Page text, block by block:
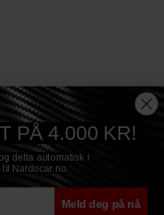
PÅ 4.000 KR!
delta automatisk i
Nardocar.no.
Meld deg på nå